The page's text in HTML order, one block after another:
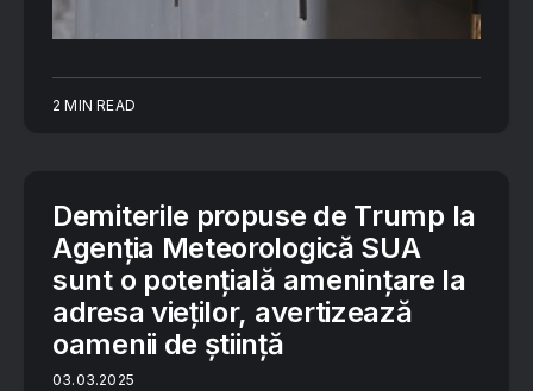
2 MIN READ
Demiterile propuse de Trump la
Agenția Meteorologică SUA
sunt o potențială amenințare la
adresa vieților, avertizează
oamenii de știință
03.03.2025